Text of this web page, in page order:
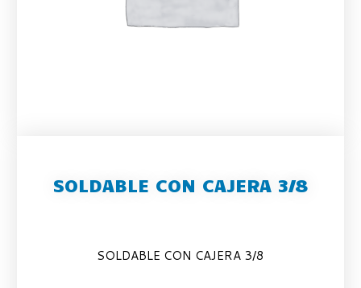
SOLDABLE CON CAJERA 3/8
SOLDABLE CON CAJERA 3/8